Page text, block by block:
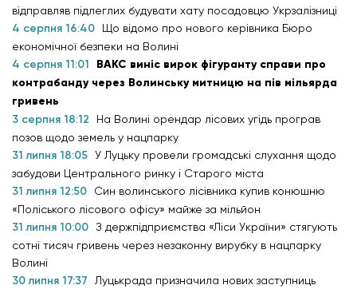
відправляв підлеглих будувати хату посадовцю Укрзалізниці
4 серпня 16:40
Що відомо про нового керівника Бюро
економічної безпеки на Волині
4 серпня 11:01
ВАКС виніс вирок фігуранту справи про
контрабанду через Волинську митницю на пів мільярда
гривень
3 серпня 18:12
На Волині орендар лісових угідь програв
позов щодо земель у нацпарку
31 липня 18:05 У Луцьку провели громадські слухання щодо
забудови Центрального ринку і Старого міста
31 липня 12:50
Син волинського лісівника купив конюшню
«Поліського лісового офісу» майже за мільйон
31 липня 10:00 З держпідприємства «Ліси України» стягують
сотні тисяч гривень через незаконну вирубку в нацпарку
Волині
30 липня 17:37
Луцькрада призначила нових заступниць